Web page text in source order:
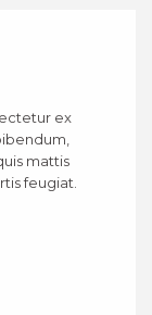
ex
mattis
feugiat.